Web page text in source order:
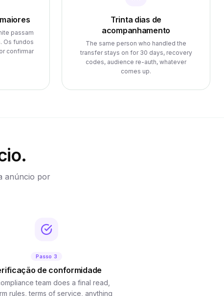
passam
Os fundos
confirmar
Trinta dias de
acompanhamento
The same person who handled the
transfer stays on for 30 days, recovery
codes, audience re-auth, whatever
comes up.
anúncio por
Passo 3
de conformidade
team does a final read,
rules, terms of service, anything